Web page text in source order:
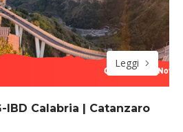
Leggi
IBD Calabria | Catanzaro